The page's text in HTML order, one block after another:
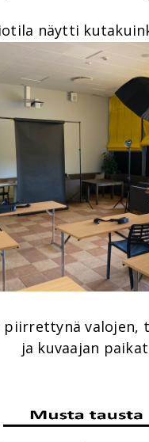
näytti
piirrettynä valojen,
ja kuvaajan